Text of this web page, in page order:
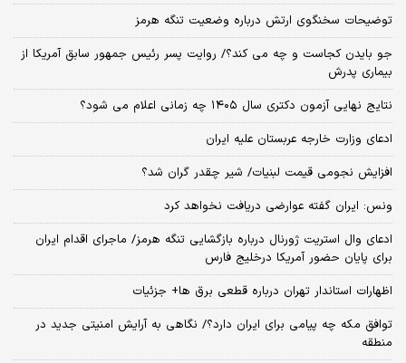
توضیحات سخنگوی ارتش درباره وضعیت تنگه هرمز
جو بایدن کجاست و چه می کند؟/ روایت پسر رئیس جمهور سابق آمریکا از
بیماری پدرش
نتایج نهایی آزمون دکتری سال ۱۴۰۵ چه زمانی اعلام می شود؟
ادعای وزارت خارجه عربستان علیه ایران
افزایش نجومی قیمت لبنیات/ شیر چقدر گران شد؟
ونس: ایران گفته عوارضی دریافت نخواهد کرد
ادعای وال استریت ژورنال درباره بازگشایی تنگه هرمز/ ماجرای اقدام ایران
برای پایان حضور آمریکا درخلیج فارس
اظهارات استاندار تهران درباره قطعی برق ها+ جزئیات
توافق مکه چه پیامی برای ایران دارد؟/ نگاهی به آرایش امنیتی جدید در
منطقه